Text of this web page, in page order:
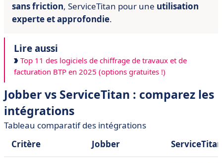
sans friction, ServiceTitan pour une utilisation
experte et approfondie.
Lire aussi
Top 11 des logiciels de chiffrage de travaux et de
facturation BTP en 2025 (options gratuites !)
Jobber vs ServiceTitan : comparez les
intégrations
Tableau comparatif des intégrations
Critère
Jobber ServiceTitan